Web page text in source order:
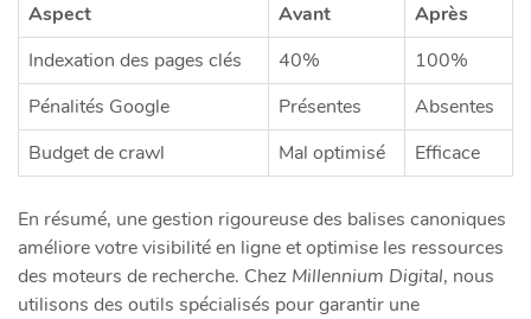
Aspect Avant
Après
Indexation des pages clés
40%
100%
Pénalités Google
Présentes
Absentes
Budget de crawl
Mal optimisé Efficace
En résumé, une gestion rigoureuse des balises canoniques
améliore votre visibilité en ligne et optimise les ressources
des moteurs de recherche. Chez Millennium Digital, nous
utilisons des outils spécialisés pour garantir une